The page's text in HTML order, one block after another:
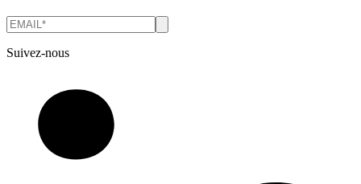
Suivez-nous